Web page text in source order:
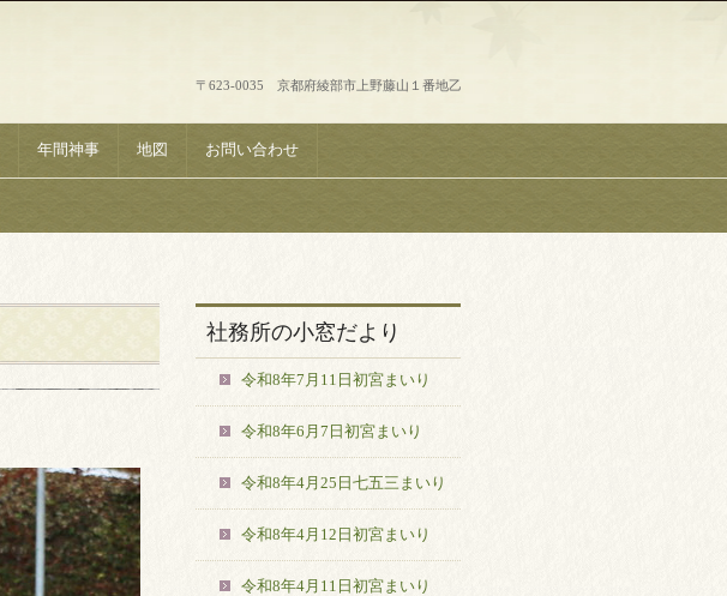
〒623-0035 京都府綾部市上野藤山１番地乙
年間神事 地図 お問い合わせ
社務所の小窓だより
令和8年7月11日初宮まいり
令和8年6月7日初宮まいり
令和8年4月25日七五三まいり
令和8年4月12日初宮まいり
令和8年4月11日初宮まいり